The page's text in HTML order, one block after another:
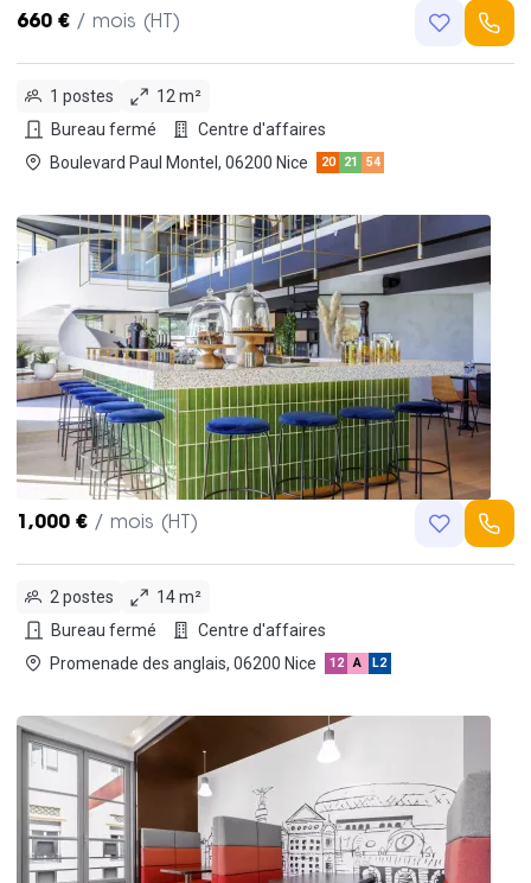
660 € / mois (HT)
1 postes
12 m²
Bureau fermé
Centre d'affaires
Boulevard Paul Montel, 06200 Nice
20 21 54
1,000 € / mois (HT)
2 postes
14 m²
Bureau fermé
Centre d'affaires
Promenade des anglais, 06200 Nice
12 A L2